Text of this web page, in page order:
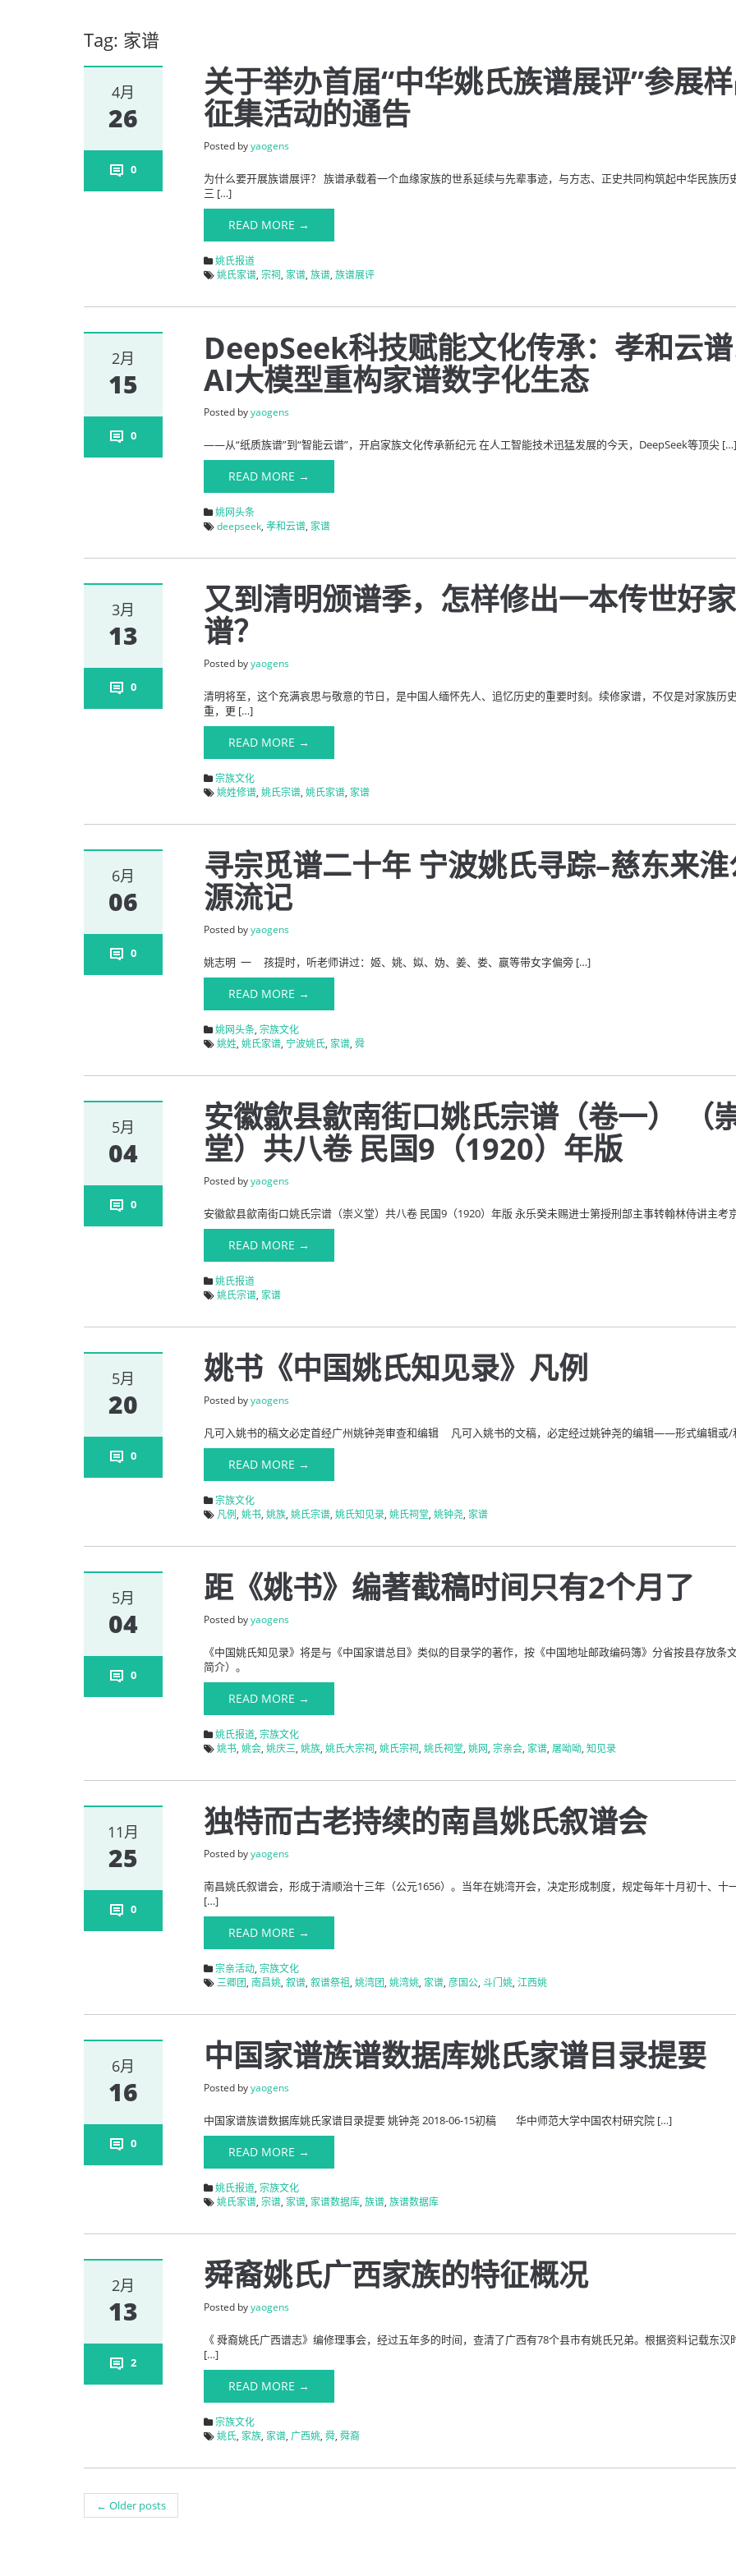
Tag: 家谱
4月
26
0
关于举办首届“中华姚氏族谱展评”参展
征集活动的通告
Posted byyaogens
为什么要开展族谱展评？ 族谱承载着一个血缘家族的世系延续与先辈事迹，与方志、正史共同构筑起中华民族历
三 […]
READ MORE →
姚氏报道
姚氏家谱,宗祠, 家谱,族谱,族谱展评
2月
15
0
DeepSeek科技赋能文化传承：孝和云
AI大模型重构家谱数字化生态
Posted byyaogens
——从“纸质族谱”到“智能云谱”，开启家族文化传承新纪元 在人工智能技术迅猛发展的今天，DeepSeek等顶尖
READ MORE →
姚网头条
deepseek,孝和云谱, 家谱
3月
13
0
又到清明颁谱季，怎样修出一本传世好家
谱？
Posted byyaogens
清明将至，这个充满哀思与敬意的节日，是中国人缅怀先人、追忆历史的重要时刻。续修家谱，不仅是对家族历
重，更 […]
READ MORE →
宗族文化
姚姓修谱,姚氏宗谱,姚氏家谱, 家谱
6月
06
0
寻宗觅谱二十年 宁波姚氏寻踪–慈东来
源流记
Posted byyaogens
姚志明 一 孩提时，听老师讲过：姬、姚、姒、妫、姜、娄、嬴等带女字偏旁 […]
READ MORE →
姚网头条,宗族文化
姚姓,姚氏家谱,宁波姚氏, 家谱,舜
5月
04
0
安徽歙县歙南街口姚氏宗谱（卷一） （
堂）共八卷 民国9（1920）年版
Posted byyaogens
安徽歙县歙南街口姚氏宗谱（崇义堂）共八卷 民国9（1920）年版 永乐癸未赐进士第授刑部主事转翰林侍讲主考
READ MORE →
姚氏报道
姚氏宗谱, 家谱
5月
20
0
姚书《中国姚氏知见录》凡例
Posted byyaogens
凡可入姚书的稿文必定首经广州姚钟尧审查和编辑 凡可入姚书的文稿，必定经过姚钟尧的编辑——形式编辑或
READ MORE →
宗族文化
凡例,姚书,姚族,姚氏宗谱,姚氏知见录,姚氏祠堂,姚钟尧, 家谱
5月
04
0
距《姚书》编著截稿时间只有2个月了
Posted byyaogens
《中国姚氏知见录》将是与《中国家谱总目》类似的目录学的著作，按《中国地址邮政编码簿》分省按县存放条
简介）。
READ MORE →
姚氏报道,宗族文化
姚书,姚会,姚庆三,姚族,姚氏大宗祠,姚氏宗祠,姚氏祠堂,姚网,宗亲会, 家谱,屠呦呦,知见录
11月
25
0
独特而古老持续的南昌姚氏叙谱会
Posted byyaogens
南昌姚氏叙谱会，形成于清顺治十三年（公元1656）。当年在姚湾开会，决定形成制度，规定每年十月初十、十
[…]
READ MORE →
宗亲活动,宗族文化
三卿团,南昌姚,叙谱,叙谱祭祖,姚湾团,姚湾姚, 家谱,彦国公,斗门姚,江西姚
6月
16
0
中国家谱族谱数据库姚氏家谱目录提要
Posted byyaogens
中国家谱族谱数据库姚氏家谱目录提要 姚钟尧 2018-06-15初稿 华中师范大学中国农村研究院 […]
READ MORE →
姚氏报道,宗族文化
姚氏家谱,宗谱, 家谱, 家谱数据库,族谱,族谱数据库
2月
13
2
舜裔姚氏广西家族的特征概况
Posted byyaogens
《 舜裔姚氏广西谱志》编修理事会，经过五年多的时间，查清了广西有78个县市有姚氏兄弟。根据资料记载东汉
[…]
READ MORE →
宗族文化
姚氏, 家族, 家谱,广西姚,舜,舜裔
Post navigation
← Older posts